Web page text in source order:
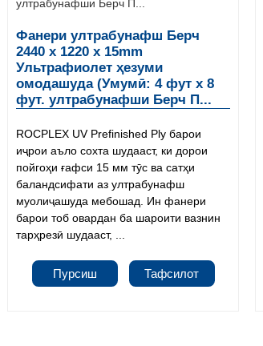
Фанери ултрабунафш Берч
2440 x 1220 x 15mm
Ультрафиолет ҳезуми
омодашуда (Умумӣ: 4 фут x 8
фут. ултрабунафши Берч П...
ROCPLEX UV Prefinished Ply барои
иҷрои аъло сохта шудааст, ки дорои
пойгоҳи ғафси 15 мм тӯс ва сатҳи
баландсифати аз ултрабунафш
муолиҷашуда мебошад. Ин фанери
барои тоб овардан ба шароити вазнин
тарҳрезӣ шудааст, ...
Пурсиш Тафсилот